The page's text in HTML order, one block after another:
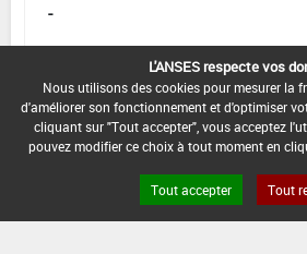
-
L'ANSES respecte vos
Nous utilisons des cookies pour mesurer la
d'améliorer son fonctionnement et d'optimiser
cliquant sur "Tout accepter", vous acceptez
pouvez modifier ce choix à tout moment en
Tout accepter Tout